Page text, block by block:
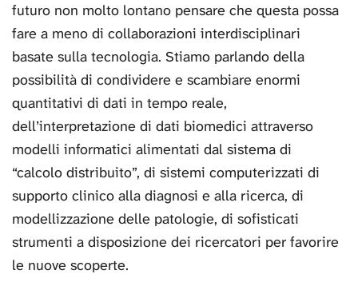
futuro non molto lontano pensare che questa possa
fare a meno di collaborazioni interdisciplinari
basate sulla tecnologia. Stiamo parlando della
possibilità di condividere e scambiare enormi
quantitativi di dati in tempo reale,
dell’interpretazione di dati biomedici attraverso
modelli informatici alimentati dal sistema di
“calcolo distribuito”, di sistemi computerizzati di
supporto clinico alla diagnosi e alla ricerca, di
modellizzazione delle patologie, di sofisticati
strumenti a disposizione dei ricercatori per favorire
le nuove scoperte.